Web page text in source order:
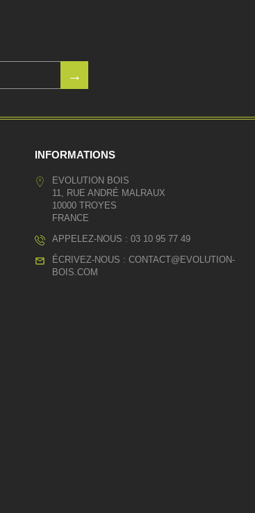
INFORMATIONS
EVOLUTION BOIS
11, RUE ANDRÉ MALRAUX
10000 TROYES
FRANCE
APPELEZ-NOUS :03 10 95 77 49
ÉCRIVEZ-NOUS :CONTACT@EVOLUTION-
BOIS.COM